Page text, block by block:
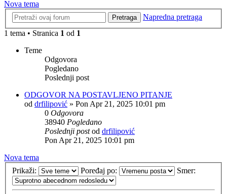
Nova tema
Pretraga
Napredna pretraga
1 tema • Stranica 1 od 1
Teme
Odgovora
Pogledano
Poslednji post
ODGOVOR NA POSTAVLJENO PITANJE
od drfilipović » Pon Apr 21, 2025 10:01 pm
0 Odgovora
38940 Pogledano
Poslednji postod drfilipović
Pon Apr 21, 2025 10:01 pm
Nova tema
Prikaži:
Poređaj po: Smer: